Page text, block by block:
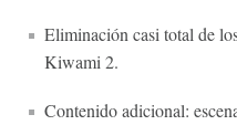
Eliminación casi total de
Kiwami 2.
Contenido adicional: